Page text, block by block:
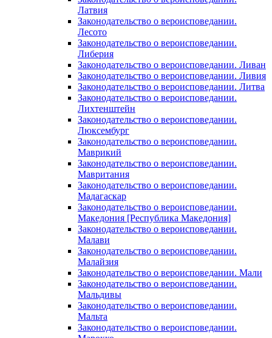
Латвия
Законодательство о вероисповедании.
Лесото
Законодательство о вероисповедании.
Либерия
Законодательство о вероисповедании. Ливан
Законодательство о вероисповедании. Ливия
Законодательство о вероисповедании. Литва
Законодательство о вероисповедании.
Лихтенштейн
Законодательство о вероисповедании.
Люксембург
Законодательство о вероисповедании.
Маврикий
Законодательство о вероисповедании.
Мавритания
Законодательство о вероисповедании.
Мадагаскар
Законодательство о вероисповедании.
Македония [Республика Македония]
Законодательство о вероисповедании.
Малави
Законодательство о вероисповедании.
Малайзия
Законодательство о вероисповедании. Мали
Законодательство о вероисповедании.
Мальдивы
Законодательство о вероисповедании.
Мальта
Законодательство о вероисповедании.